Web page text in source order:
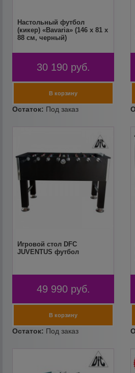
Настольный футбол
(кикер) «Bavaria» (146 х 81 х
88 см, черный)
30 190 руб.
Игровой стол DFC
JUVENTUS футбол
49 990 руб.